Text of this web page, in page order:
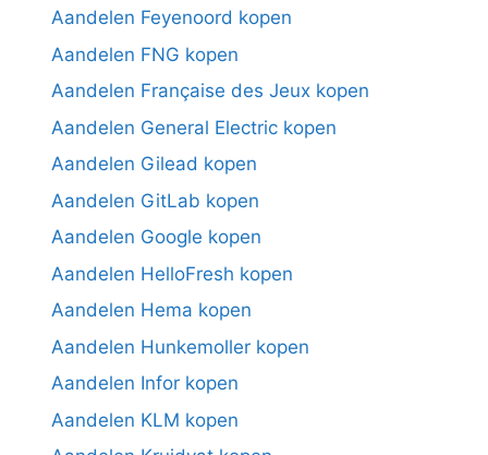
Aandelen Feyenoord kopen
Aandelen FNG kopen
Aandelen Française des Jeux kopen
Aandelen General Electric kopen
Aandelen Gilead kopen
Aandelen GitLab kopen
Aandelen Google kopen
Aandelen HelloFresh kopen
Aandelen Hema kopen
Aandelen Hunkemoller kopen
Aandelen Infor kopen
Aandelen KLM kopen